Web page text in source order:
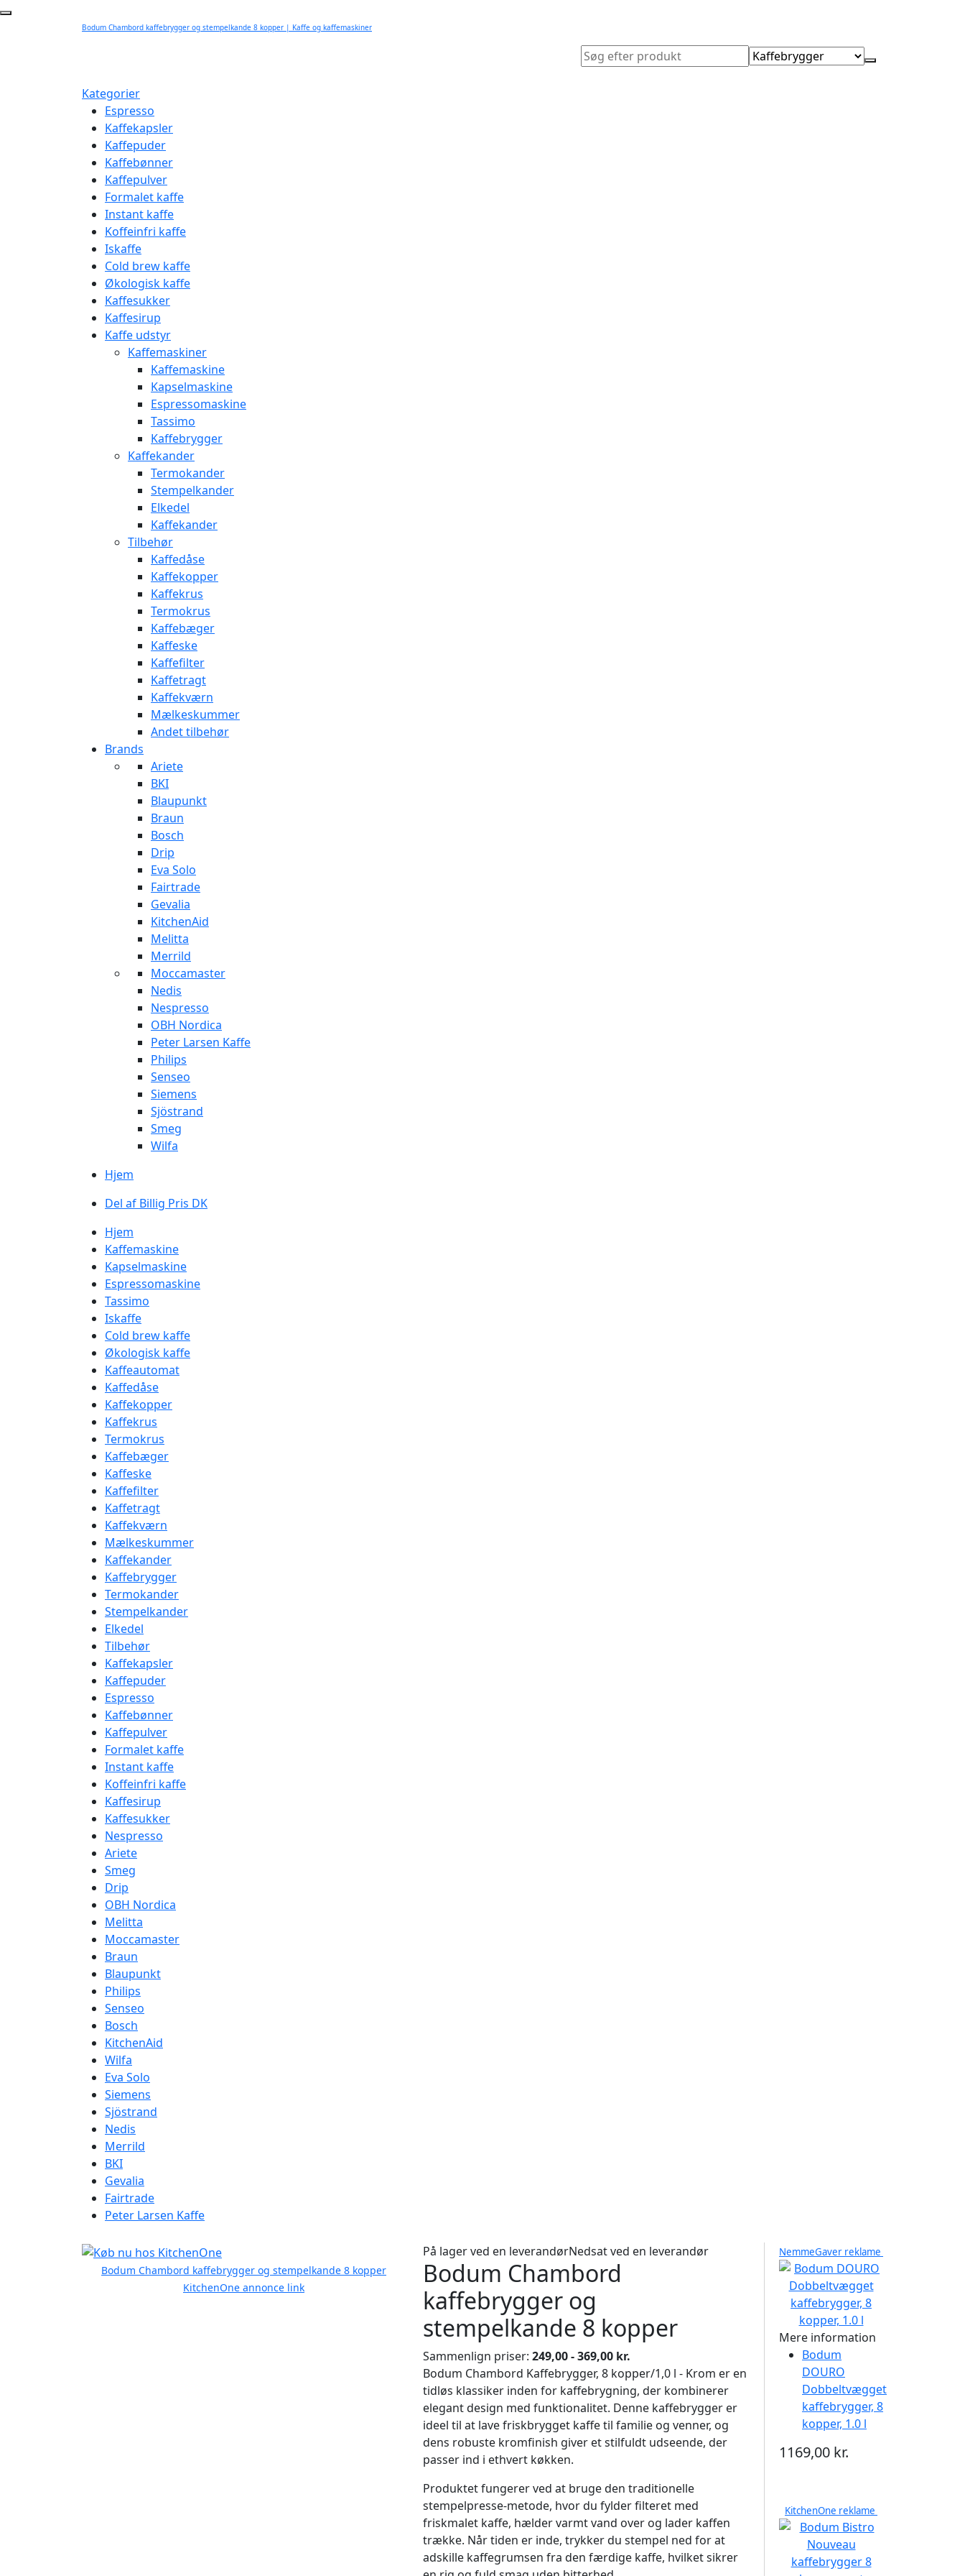
Bodum Chambord kaffebrygger og stempelkande 8 kopper | Kaffe og kaffemaskiner
Kategorier
Espresso
Kaffekapsler
Kaffepuder
Kaffebønner
Kaffepulver
Formalet kaffe
Instant kaffe
Koffeinfri kaffe
Iskaffe
Cold brew kaffe
Økologisk kaffe
Kaffesukker
Kaffesirup
Kaffe udstyr
Kaffemaskiner
Kaffemaskine
Kapselmaskine
Espressomaskine
Tassimo
Kaffebrygger
Kaffekander
Termokander
Stempelkander
Elkedel
Kaffekander
Tilbehør
Kaffedåse
Kaffekopper
Kaffekrus
Termokrus
Kaffebæger
Kaffeske
Kaffefilter
Kaffetragt
Kaffekværn
Mælkeskummer
Andet tilbehør
Brands
Ariete
BKI
Blaupunkt
Braun
Bosch
Drip
Eva Solo
Fairtrade
Gevalia
KitchenAid
Melitta
Merrild
Moccamaster
Nedis
Nespresso
OBH Nordica
Peter Larsen Kaffe
Philips
Senseo
Siemens
Sjöstrand
Smeg
Wilfa
Hjem
Del af Billig Pris DK
Hjem
Kaffemaskine
Kapselmaskine
Espressomaskine
Tassimo
Iskaffe
Cold brew kaffe
Økologisk kaffe
Kaffeautomat
Kaffedåse
Kaffekopper
Kaffekrus
Termokrus
Kaffebæger
Kaffeske
Kaffefilter
Kaffetragt
Kaffekværn
Mælkeskummer
Kaffekander
Kaffebrygger
Termokander
Stempelkander
Elkedel
Tilbehør
Kaffekapsler
Kaffepuder
Espresso
Kaffebønner
Kaffepulver
Formalet kaffe
Instant kaffe
Koffeinfri kaffe
Kaffesirup
Kaffesukker
Nespresso
Ariete
Smeg
Drip
OBH Nordica
Melitta
Moccamaster
Braun
Blaupunkt
Philips
Senseo
Bosch
KitchenAid
Wilfa
Eva Solo
Siemens
Sjöstrand
Nedis
Merrild
BKI
Gevalia
Fairtrade
Peter Larsen Kaffe
Bodum Chambord kaffebrygger og stempelkande 8 kopper
KitchenOne annonce link
På lager ved en leverandørNedsat ved en leverandør
Bodum Chambord
kaffebrygger og
stempelkande 8 kopper
Sammenlign priser: 249,00 - 369,00 kr.
Bodum Chambord Kaffebrygger, 8 kopper/1,0 l - Krom er en
tidløs klassiker inden for kaffebrygning, der kombinerer
elegant design med funktionalitet. Denne kaffebrygger er
ideel til at lave friskbrygget kaffe til familie og venner, og
dens robuste kromfinish giver et stilfuldt udseende, der
passer ind i ethvert køkken.
Produktet fungerer ved at bruge den traditionelle
stempelpresse-metode, hvor du fylder filteret med
friskmalet kaffe, hælder varmt vand over og lader kaffen
trække. Når tiden er inde, trykker du stempel ned for at
adskille kaffegrumsen fra den færdige kaffe, hvilket sikrer
NemmeGaver reklame
Mere information
Bodum
DOURO
Dobbeltvægget
kaffebrygger, 8
kopper, 1.0 l
1169,00 kr.
KitchenOne reklame